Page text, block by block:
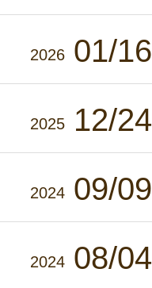
2026 01/16
2025 12/24
2024 09/09
2024 08/04